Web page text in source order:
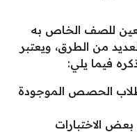
للصف الخاص به
من الطرق، ويعتبر
فيما يلي:
الحصص الموجودة
الاختبارات